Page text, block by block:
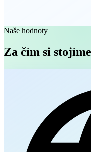
Naše hodnoty
Za čím si stojíme